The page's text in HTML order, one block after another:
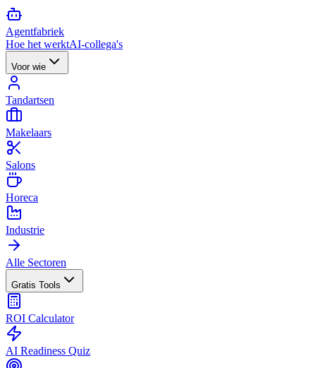
Agentfabriek
Hoe het werktAI-collega's
Voor wie
Tandartsen
Makelaars
Salons
Horeca
Industrie
Alle Sectoren
Gratis Tools
ROI Calculator
AI Readiness Quiz